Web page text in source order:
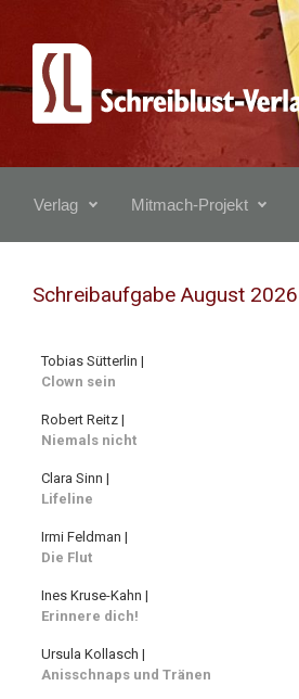
Zum Hauptinhalt springen
Verlag Mitmach-Projekt
Schreibaufgabe August 2026
Tobias Sütterlin |
Clown sein
Robert Reitz |
Niemals nicht
Clara Sinn |
Lifeline
Irmi Feldman |
Die Flut
Ines Kruse-Kahn |
Erinnere dich!
Ursula Kollasch |
Anisschnaps und Tränen